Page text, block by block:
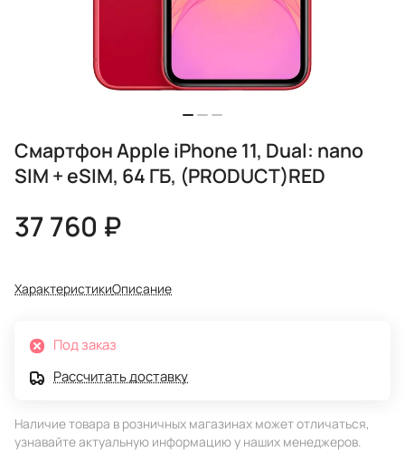
Смартфон Apple iPhone 11, Dual: nano
SIM + eSIM, 64 ГБ, (PRODUCT)RED
37 760 ₽
ХарактеристикиОписание
Под заказ
Рассчитать доставку
Наличие товара в розничных магазинах может отличаться,
узнавайте актуальную информацию у наших менеджеров.